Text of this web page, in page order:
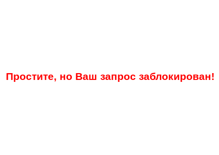
Простите, но Ваш запрос заблокирован!